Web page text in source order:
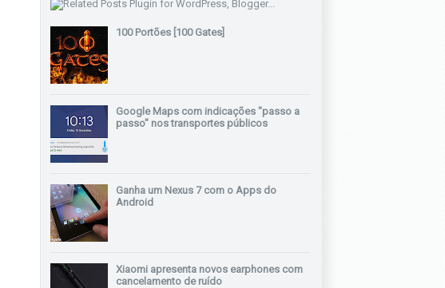
100 Portões [100 Gates]
Google Maps com indicações "passo a
passo" nos transportes públicos
Ganha um Nexus 7 com o Apps do
Android
Xiaomi apresenta novos earphones com
cancelamento de ruído